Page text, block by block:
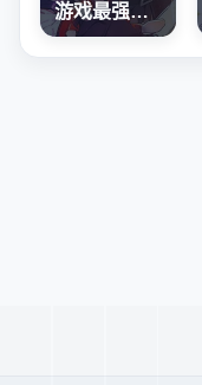
游戏最强搅局者